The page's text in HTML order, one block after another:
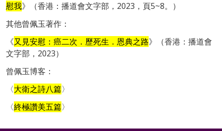
慰我》（香港：播道會文字部，2023，頁5~8。）
其他曾佩玉著作：
《又見安慰：癌二次．歷死生．恩典之路》
（香港：播道會
文字部，2023）
曾佩玉博客：
〈大衛之詩八篇〉
〈終極讚美五篇〉